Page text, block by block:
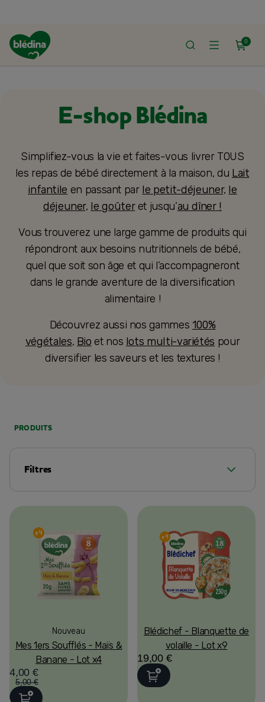
0
ACCUEIL
E-shop Blédina
Simplifiez-vous la vie et faites-vous livrer TOUS
les repas de bébé directement à la maison, du Lait
infantile en passant par le petit-déjeuner, le
déjeuner, le goûteret jusqu’au dîner !
Vous trouverez une large gamme de produits qui
répondront aux besoins nutritionnels de bébé,
quel que soit son âge et qui l’accompagneront
dans le grande aventure de la diversification
alimentaire !
Découvrez aussi nos gammes 100%
végétales, Bio et nos lots multi-variétés pour
diversifier les saveurs et les textures !
PRODUITS
Filtres
Nouveau
Mes 1ers Soufflés - Maïs &
Banane - Lot x4
4,00 €
5,00 €
Blédichef - Blanquette de
volaille - Lot x9
19,00 €